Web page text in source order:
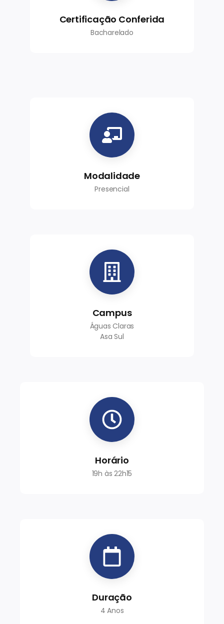
Certificação Conferida
Bacharelado
Modalidade
Presencial
Campus
Águas Claras
Asa Sul
Horário
19h às 22h15
Duração
4 Anos